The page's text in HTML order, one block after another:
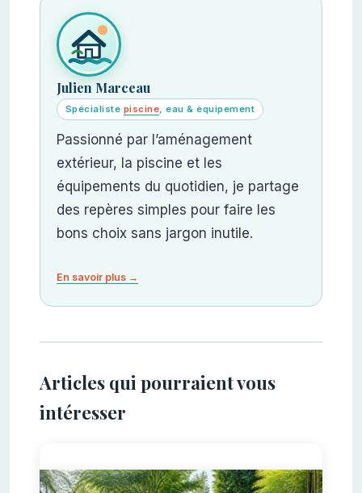
Julien Marceau
Spécialiste piscine , eau & équipement
Passionné par l’aménagement
extérieur, la piscine et les
équipements du quotidien, je partage
des repères simples pour faire les
bons choix sans jargon inutile.
En savoir plus →
Articles qui pourraient vous
intéresser